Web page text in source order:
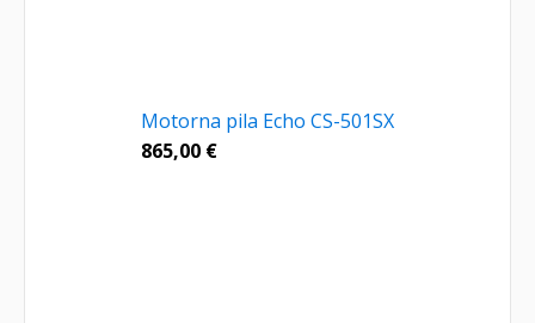
Motorna pila Echo CS-501SX
865,00 €